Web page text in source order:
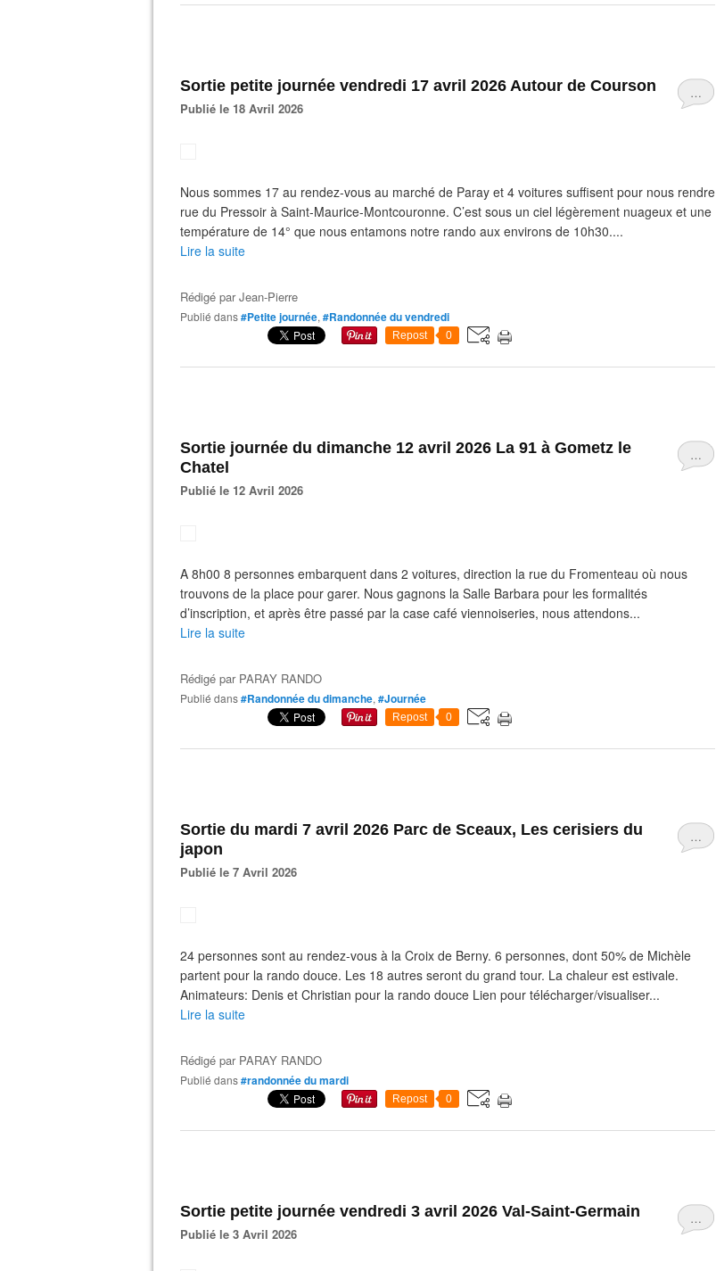
…
Sortie petite journée vendredi 17 avril 2026 Autour de Courson
Publié le 18 Avril 2026
Nous sommes 17 au rendez-vous au marché de Paray et 4 voitures suffisent pour nous rendre
rue du Pressoir à Saint-Maurice-Montcouronne. C’est sous un ciel légèrement nuageux et une
température de 14° que nous entamons notre rando aux environs de 10h30....
Lire la suite
Rédigé parJean-Pierre
Publié dans#Petite journée, #Randonnée du vendredi
Repost 0
…
Sortie journée du dimanche 12 avril 2026 La 91 à Gometz le
Chatel
Publié le 12 Avril 2026
A 8h00 8 personnes embarquent dans 2 voitures, direction la rue du Fromenteau où nous
trouvons de la place pour garer. Nous gagnons la Salle Barbara pour les formalités
d’inscription, et après être passé par la case café viennoiseries, nous attendons...
Lire la suite
Rédigé par PARAY RANDO
Publié dans#Randonnée du dimanche, #Journée
Repost 0
…
Sortie du mardi 7 avril 2026 Parc de Sceaux, Les cerisiers du
japon
Publié le 7 Avril 2026
24 personnes sont au rendez-vous à la Croix de Berny. 6 personnes, dont 50% de Michèle
partent pour la rando douce. Les 18 autres seront du grand tour. La chaleur est estivale.
Animateurs: Denis et Christian pour la rando douce Lien pour télécharger/visualiser...
Lire la suite
Rédigé par PARAY RANDO
Publié dans#randonnée du mardi
Repost 0
…
Sortie petite journée vendredi 3 avril 2026 Val-Saint-Germain
Publié le 3 Avril 2026